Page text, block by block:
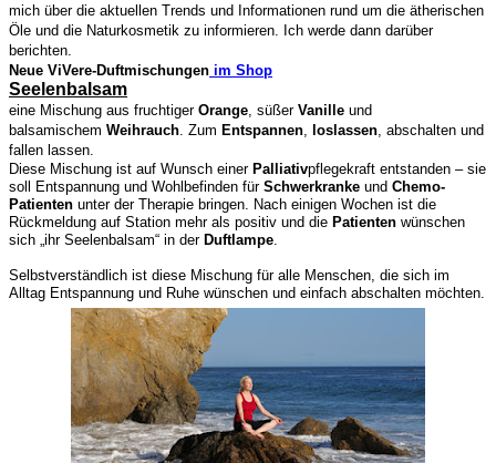
mich über die aktuellen Trends und Informationen rund um die ätherischen
Öle und die Naturkosmetik zu informieren. Ich werde dann darüber
berichten.
Neue ViVere-Duftmischungen im Shop
Seelenbalsam
eine Mischung aus fruchtigerOrange , süßer Vanille und
balsamischem Weihrauch . Zum Entspannen loslassen , abschalten und
fallen lassen.
Diese Mischung ist auf Wunsch einer Palliativpflegekraft entstanden – sie
soll Entspannung und Wohlbefinden für Schwerkranke und Chemo-
Patienten unter der Therapie bringen. Nach einigen Wochen ist die
Rückmeldung auf Station mehr als positiv und die Patienten wünschen
sich „ihr Seelenbalsam“ in der Duftlampe
Selbstverständlich ist diese Mischung für alle Menschen, die sich im
Alltag Entspannung und Ruhe wünschen und einfach abschalten möchten.